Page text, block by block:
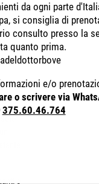
per
è
solo
o
da ogni parte
si consiglia di
consulto presso la
quanto prima.
e/o
o scrivere via
375.60.46.764